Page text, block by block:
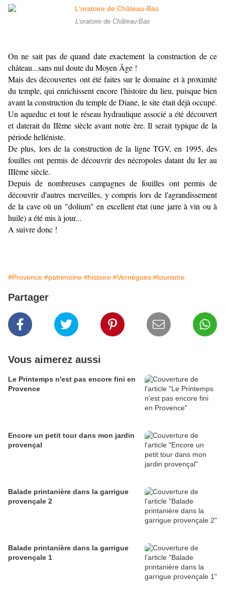
L'oratoire de Château-Bas
On ne sait pas de quand date exactement la construction de ce
château...sans nul doute du Moyen Âge !
Mais des découvertes ont été faites sur le domaine et à proximité
du temple, qui enrichissent encore l'histoire du lieu, puisque bien
avant la construction du temple de Diane, le site était déjà occupé.
Un aqueduc et tout le réseau hydraulique associé a été découvert
et daterait du IIème siècle avant notre ère. Il serait typique de la
période helléniste.
De plus, lors de la construction de la ligne TGV, en 1995, des
fouilles ont permis de découvrir des nécropoles datant du Ier au
IIIème siècle.
Depuis de nombreuses campagnes de fouilles ont permis de
découvrir d'autres merveilles, y compris lors de l'agrandissement
de la cave où un "dolium" en excellent état (une jarre à vin ou à
huile) a été mis à jour...
A suivre donc !
#Provence #patrimoine #histoire #Vernègues #tourisme
Partager
Vous aimerez aussi
Le Printemps n'est pas encore fini en
Provence
Encore un petit tour dans mon jardin
provençal
Balade printanière dans la garrigue
provençale 2
Balade printanière dans la garrigue
provençale 1